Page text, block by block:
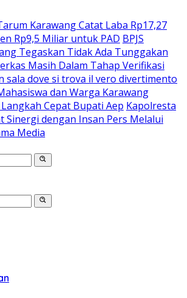
Karawang Catat Laba Rp17,27
Rp9,5 Miliar untuk PAD BPJS
Tegaskan Tidak Ada Tunggakan
Masih Dalam Tahap Verifikasi
sala dove si trova il vero divertimento
dan Warga Karawang
Cepat Bupati Aep Kapolresta
Sinergi dengan Insan Pers Melalui
Media